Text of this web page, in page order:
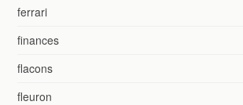
ferrari
finances
flacons
fleuron